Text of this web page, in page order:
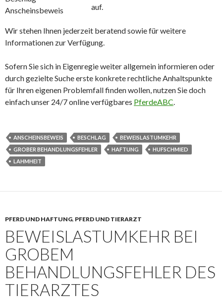
auf.
Wir stehen Ihnen jederzeit beratend sowie für weitere
Informationen zur Verfügung.
Sofern Sie sich in Eigenregie weiter allgemein informieren oder
durch gezielte Suche erste konkrete rechtliche Anhaltspunkte
für Ihren eigenen Problemfall finden wollen, nutzen Sie doch
einfach unser 24/7 online verfügbares PferdeABC.
ANSCHEINSBEWEIS BESCHLAG
BEWEISLASTUMKEHR
GROBER BEHANDLUNGSFEHLER
HAFTUNG
HUFSCHMIED
LAHMHEIT
PFERD UND HAFTUNG, PFERD UND TIERARZT
BEWEISLASTUMKEHR BEI
GROBEM
BEHANDLUNGSFEHLER DES
TIERARZTES